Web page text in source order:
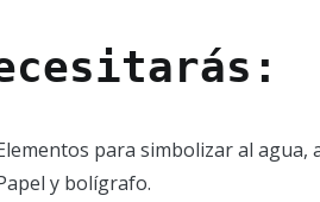
para simbolizar al agua,
y bolígrafo.